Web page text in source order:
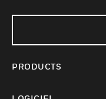
PRODUCTS